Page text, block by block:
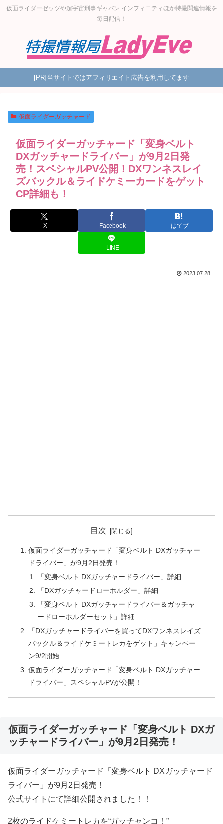
仮面ライダーゼッツや超宇宙刑事ギャバン インフィニティほか特撮関連情報を
毎日配信！
[PR]当サイトではアフィリエイト広告を利用してます
仮面ライダーガッチャード
仮面ライダーガッチャード「変身ベルト
DXガッチャードライバー」が9月2日発
売！スペシャルPV公開！DXワンネスレイ
ズバックル＆ライドケミーカードをゲット
CP詳細も！
X Facebook はてブ
LINE
2023.07.28
目次
仮面ライダーガッチャード「変身ベルト DXガッチャー
ドライバー」が9月2日発売！
「変身ベルト DXガッチャードライバー」詳細
「DXガッチャードローホルダー」詳細
「変身ベルト DXガッチャードライバー＆ガッチャ
ードローホルダーセット」詳細
「DXガッチャードライバーを買ってDXワンネスレイズ
バックル＆ライドケミートレカをゲット」キャンペー
ン9/2開始
仮面ライダーガッチャード「変身ベルト DXガッチャー
ドライバー」スペシャルPVが公開！
仮面ライダーガッチャード「変身ベルト DXガ
ッチャードライバー」が9月2日発売！
仮面ライダーガッチャード「変身ベルト DXガッチャード
ライバー」が9月2日発売！
公式サイトにて詳細公開されました！！
2枚のライドケミートレカを“ガッチャンコ！”